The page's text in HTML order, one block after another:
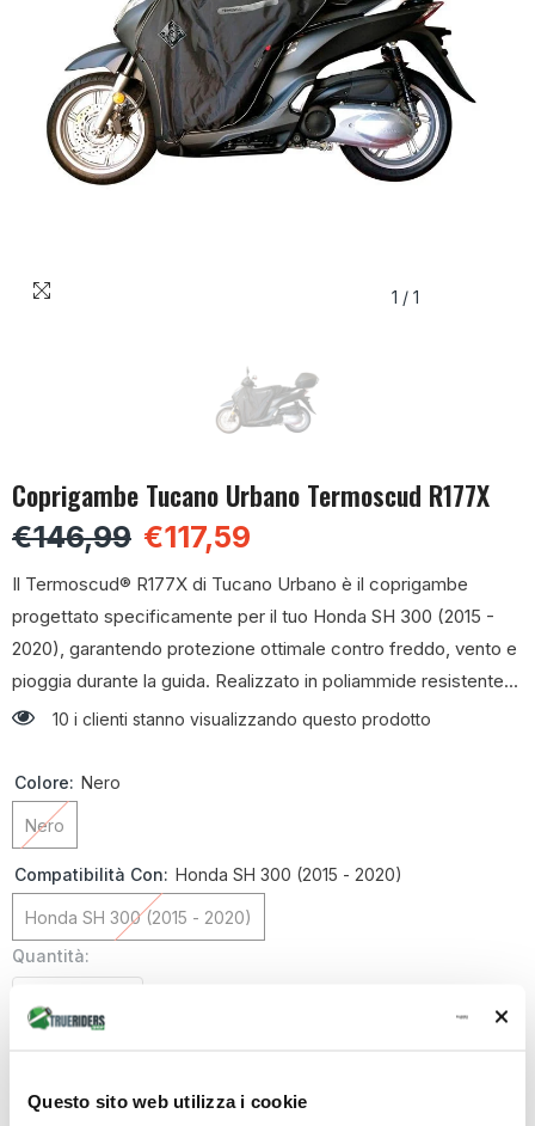
Questo sito web utilizza i cookie
1 / 1
Coprigambe Tucano Urbano Termoscud R177X
€146,99 €117,59
Il Termoscud® R177X di Tucano Urbano è il coprigambe
progettato specificamente per il tuo Honda SH 300 (2015 -
2020), garantendo protezione ottimale contro freddo, vento e
pioggia durante la guida. Realizzato in poliammide resistente...
10 i clienti stanno visualizzando questo prodotto
Colore: Nero
Nero
Compatibilità Con: Honda SH 300 (2015 - 2020)
Honda SH 300 (2015 - 2020)
Quantità:
Diminuire
la
Tucano
Tucano
ESAURITO